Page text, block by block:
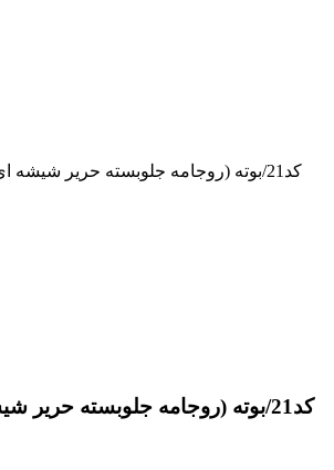
کد21/بوته (روجامه جلوبسته